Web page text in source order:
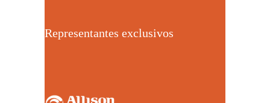
Representantes exclusivos